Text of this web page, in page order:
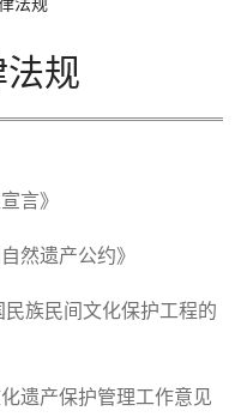
规
言》
然遗产公约》
族民间文化保护工程的
遗产保护管理工作意见